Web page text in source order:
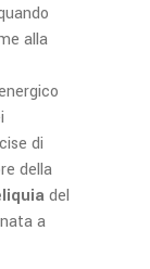
alla
di
della
del
a